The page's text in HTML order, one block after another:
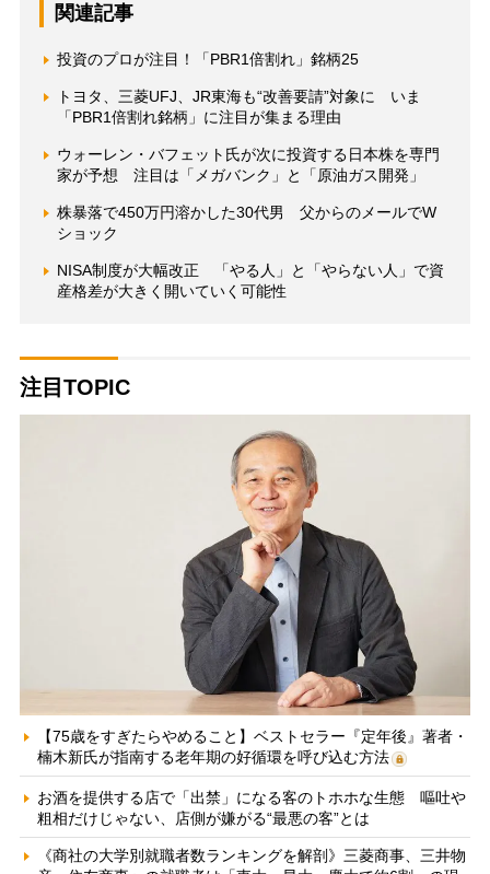
関連記事
投資のプロが注目！「PBR1倍割れ」銘柄25
トヨタ、三菱UFJ、JR東海も“改善要請”対象に いま
「PBR1倍割れ銘柄」に注目が集まる理由
ウォーレン・バフェット氏が次に投資する日本株を専門
家が予想 注目は「メガバンク」と「原油ガス開発」
株暴落で450万円溶かした30代男 父からのメールでW
ショック
NISA制度が大幅改正 「やる人」と「やらない人」で資
産格差が大きく開いていく可能性
注目TOPIC
【75歳をすぎたらやめること】ベストセラー『定年後』著者・
楠木新氏が指南する老年期の好循環を呼び込む方法
お酒を提供する店で「出禁」になる客のトホホな生態 嘔吐や
粗相だけじゃない、店側が嫌がる“最悪の客”とは
《商社の大学別就職者数ランキングを解剖》三菱商事、三井物